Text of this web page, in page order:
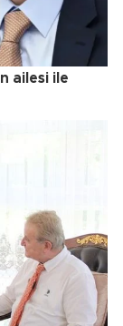
ailesi ile